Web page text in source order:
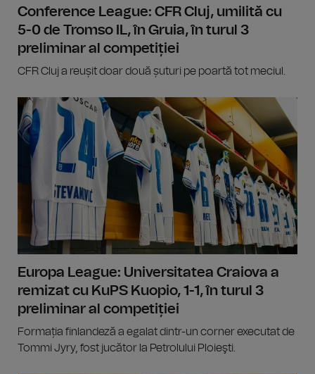
Conference League: CFR Cluj, umilită cu
5-0 de Tromso IL, în Gruia, în turul 3
preliminar al competiției
CFR Cluj a reușit doar două șuturi pe poartă tot meciul.
Europa League: Universitatea Craiova a
remizat cu KuPS Kuopio, 1-1, în turul 3
preliminar al competiției
Formația finlandeză a egalat dintr-un corner executat de
Tommi Jyry, fost jucător la Petrolului Ploieşti.